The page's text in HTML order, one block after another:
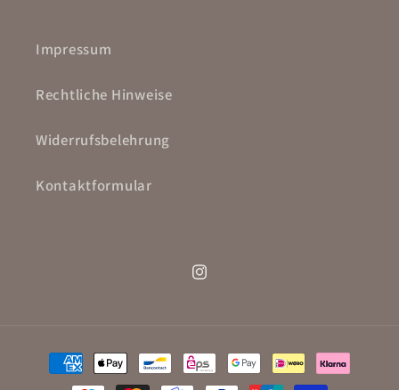
Impressum
Rechtliche Hinweise
Widerrufsbelehrung
Kontaktformular
Instagram
Zahlungsmethoden